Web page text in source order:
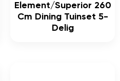
Element/Superior 260
Cm Dining Tuinset 5-
Delig